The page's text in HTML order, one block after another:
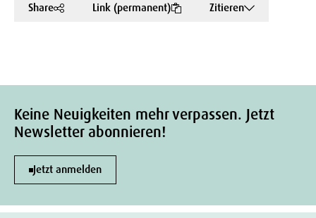
Share Link (permanent) Zitieren
Keine Neuigkeiten mehr verpassen. Jetzt
Newsletter abonnieren!
Jetzt anmelden